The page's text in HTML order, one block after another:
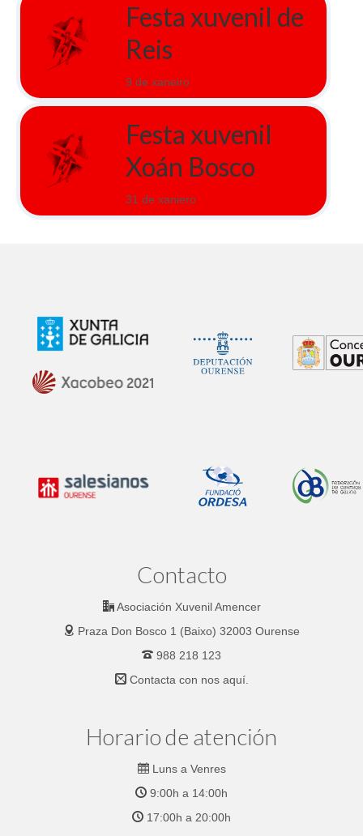
Festa xuvenil de
Reis
9 de xaneiro
Festa xuvenil
Xoán Bosco
31 de xaniero
Contacto
Asociación Xuvenil Amencer
Praza Don Bosco 1 (Baixo) 32003 Ourense
988 218 123
Contacta con nos aquí.
Horario de atención
Luns a Venres
9:00h a 14:00h
17:00h a 20:00h